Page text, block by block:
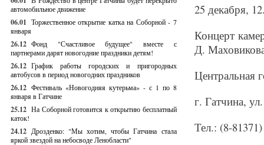
автомобильное движение
06.01 Торжественное открытие катка на Соборной - 7
января
26.12 Фонд "Счастливое будущее" вместе с
партнерами дарят новогодние праздники детям!
26.12 График работы городских и пригородных
автобусов в период новогодних праздников
26.12 Фестиваль «Новогодняя кутерьма» - с 1 по 8
января в Гатчине
25.12 На Соборной готовится к открытию бесплатный
каток!
24.12 Дрозденко: "Мы хотим, чтобы Гатчина стала
яркой звездой на небосводе Ленобласти"
25 декабря,
Концерт
Д.
Центральная
г. Гатчина,
Тел.: (8-